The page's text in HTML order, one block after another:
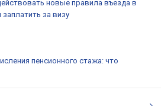
новые правила въезда в
заплатить за визу
пенсионного стажа: что